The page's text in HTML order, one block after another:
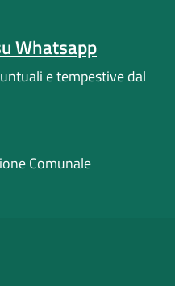
Whatsapp
e tempestive dal
Comunale